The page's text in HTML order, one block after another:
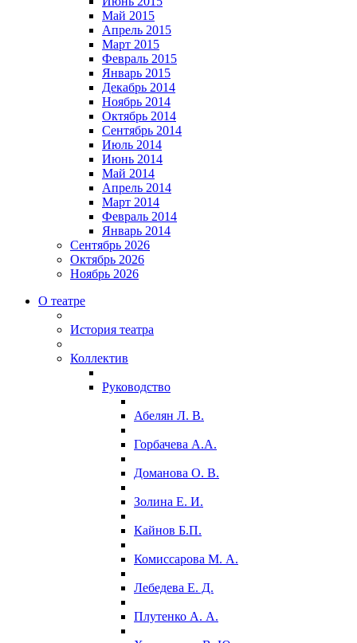
Май 2015
Апрель 2015
Март 2015
Февраль 2015
Январь 2015
Декабрь 2014
Ноябрь 2014
Октябрь 2014
Сентябрь 2014
Июль 2014
Июнь 2014
Май 2014
Апрель 2014
Март 2014
Февраль 2014
Январь 2014
Сентябрь 2026
Октябрь 2026
Ноябрь 2026
О театре
История театра
Коллектив
Руководство
Абелян Л. В.
Горбачева А.А.
Доманова О. В.
Золина Е. И.
Кайнов Б.П.
Комиссарова М. А.
Лебедева Е. Д.
Плутенко А. А.